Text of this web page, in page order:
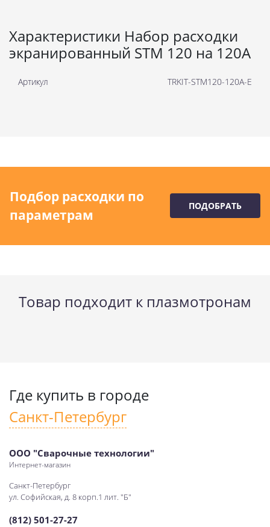
Характеристики Набор расходки
экранированный STM 120 на 120А
Артикул TRKIT-STM120-120A-E
Подбор расходки по
параметрам
ПОДОБРАТЬ
Товар подходит к плазмотронам
Где купить в городе
Санкт-Петербург
ООО "Сварочные технологии"
Интернет-магазин
Санкт-Петербург
ул. Софийская, д. 8 корп.1 лит. "Б"
(812) 501-27-27